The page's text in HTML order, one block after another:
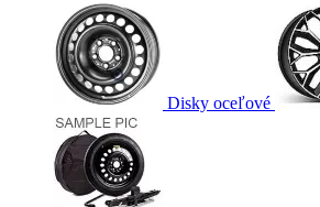
Disky oceľové